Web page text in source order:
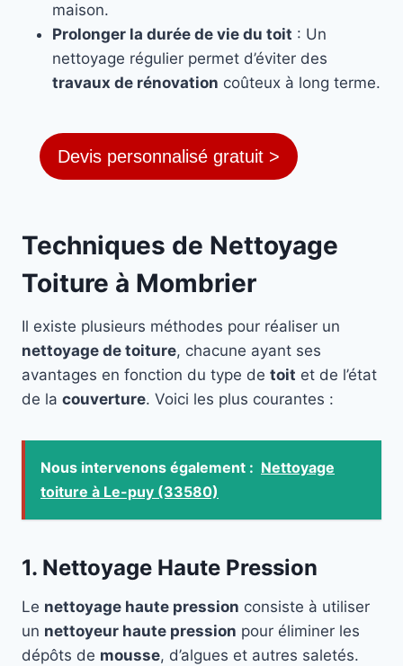
maison.
Prolonger la durée de vie du toit : Un
nettoyage régulier permet d’éviter des
travaux de rénovation coûteux à long terme.
Devis personnalisé gratuit >
Techniques de Nettoyage
Toiture à Mombrier
Il existe plusieurs méthodes pour réaliser un
nettoyage de toiture, chacune ayant ses
avantages en fonction du type de toit et de l’état
de la couverture. Voici les plus courantes :
Nous intervenons également : Nettoyage
toiture à Le-puy (33580)
1. Nettoyage Haute Pression
Le nettoyage haute pression consiste à utiliser
un nettoyeur haute pression pour éliminer les
dépôts de mousse, d’algues et autres saletés.